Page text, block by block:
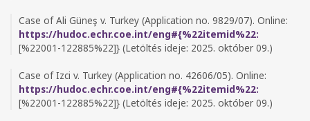
Case of Ali Güneş v. Turkey (Application no. 9829/07). Online:
https://hudoc.echr.coe.int/eng#{%22itemid%22:
[%22001-122885%22]} (Letöltés ideje: 2025. október 09.)
Case of Izci v. Turkey (Application no. 42606/05). Online:
https://hudoc.echr.coe.int/eng#{%22itemid%22:
[%22001-122885%22]} (Letöltés ideje: 2025. október 09.)